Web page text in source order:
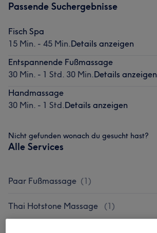
Passende Suchergebnisse
Fisch Spa
15 Min. - 45 Min.Details anzeigen
Entspannende Fußmassage
30 Min. - 1 Std. 30 Min.Details anzeigen
Handmassage
30 Min. - 1 Std.Details anzeigen
Nicht gefunden wonach du gesucht hast?
Alle Services
Paar Fußmassage (1)
Thai Hotstone Massage (1)